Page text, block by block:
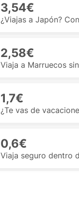
3,54€
¿Viajas a Japón?
2,58€
Viaja a Marruecos
1,7€
¿Te vas de
0,6€
Viaja seguro dentro